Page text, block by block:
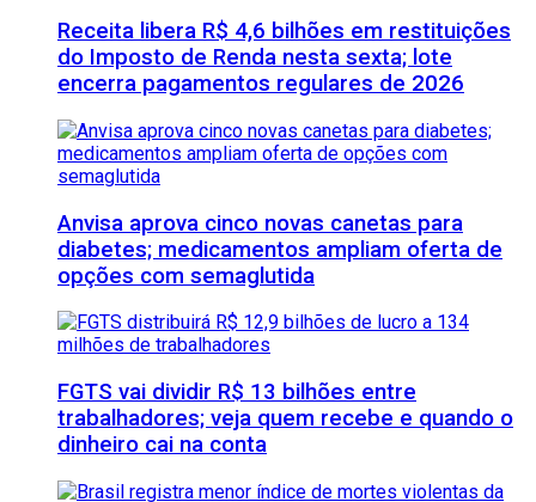
Receita libera R$ 4,6 bilhões em restituições
do Imposto de Renda nesta sexta; lote
encerra pagamentos regulares de 2026
Anvisa aprova cinco novas canetas para
diabetes; medicamentos ampliam oferta de
opções com semaglutida
FGTS vai dividir R$ 13 bilhões entre
trabalhadores; veja quem recebe e quando o
dinheiro cai na conta